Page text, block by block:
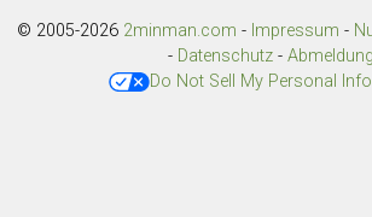
© 2005-2026 2minman.com - Impressum -
- Datenschutz- Abmeldung
Do Not Sell My Personal